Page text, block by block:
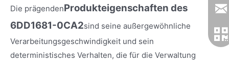
Die prägendenProdukteigenschaften des
6DD1681-0CA2sind seine außergewöhnliche
Verarbeitungsgeschwindigkeit und sein
deterministisches Verhalten, die für die Verwaltung